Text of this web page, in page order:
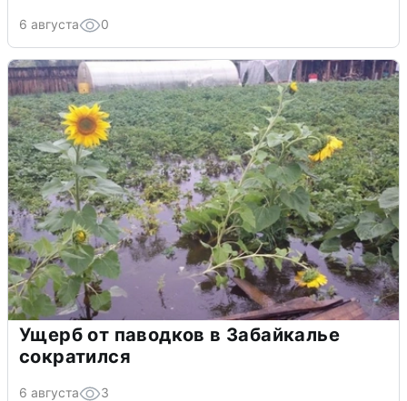
6 августа 0
Ущерб от паводков в Забайкалье
сократился
6 августа 3